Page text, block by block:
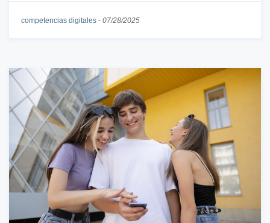
competencias digitales - 07/28/2025